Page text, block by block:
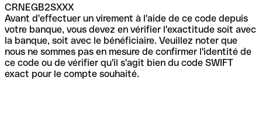
CRNEGB2SXXX
Avant d'effectuer un virement à l'aide de ce code depuis
votre banque, vous devez en vérifier l'exactitude soit avec
la banque, soit avec le bénéficiaire. Veuillez noter que
nous ne sommes pas en mesure de confirmer l'identité de
ce code ou de vérifier qu'il s'agit bien du code SWIFT
exact pour le compte souhaité.